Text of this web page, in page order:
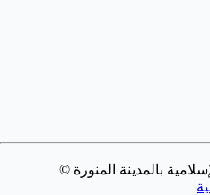
بالمدينة المنورة ©